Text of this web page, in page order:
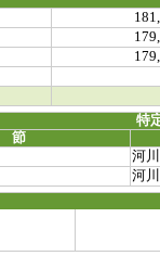
特
節
河
河